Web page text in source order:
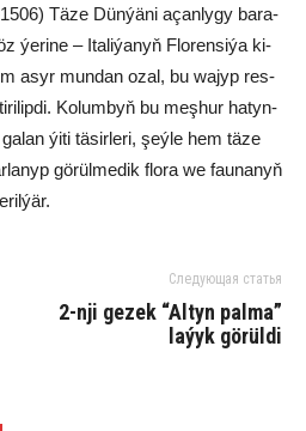
Tä­ze Dün­ýä­ni açan­ly­gy ba­ra­
ýe­ri­ne – Ita­li­ýa­nyň Flo­ren­si­ýa ki­
asyr mun­dan ozal, bu wa­jyp res­
Ko­lum­byň bu meş­hur ha­tyn­
ýi­ti tä­sir­le­ri, şeý­le hem tä­ze
gö­rül­me­dik flo­ra we fau­na­nyň
Следующая статья
2-nji gezek “Altyn palma”
laýyk görüldi